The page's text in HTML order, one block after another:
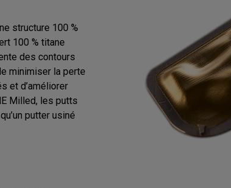
structure 100 %
100 % titane
des contours
minimiser la perte
et d’améliorer
Milled, les putts
putter usiné